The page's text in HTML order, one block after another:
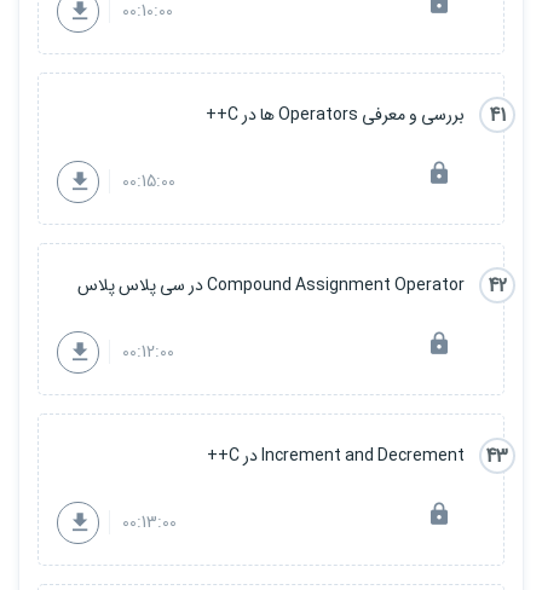
00:10:00
41 بررسی و معرفی Operators ها در C++
00:15:00
42 Compound Assignment Operator در سی پلاس پلاس
00:12:00
43 Increment and Decrement در C++
00:13:00